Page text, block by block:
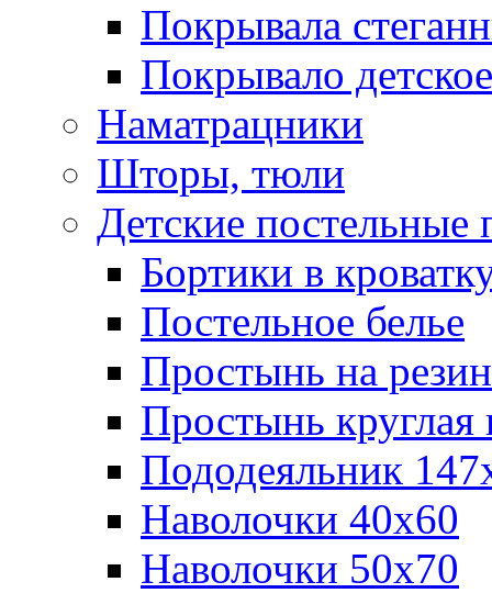
Покрывала
Покрывало
Наматрацники
Шторы, тюли
Детские постельные
Бортики в
Постельное белье
Простынь на
Простынь круглая
Пододеяльник
Наволочки 40х60
Наволочки 50х70